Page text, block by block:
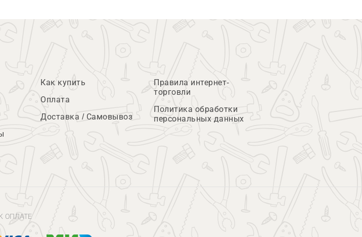
Как купить
Оплата
Доставка / Самовывоз
Правила интернет-
торговли
Политика обработки
персональных данных
ОПЛАТЕ